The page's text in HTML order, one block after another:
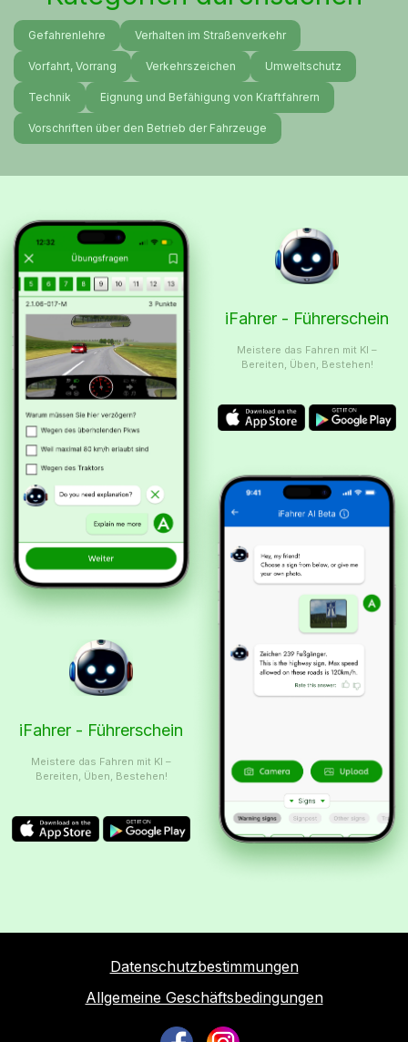
Gefahrenlehre Verhalten im Straßenverkehr
Vorfahrt, Vorrang Verkehrszeichen Umweltschutz
Technik Eignung und Befähigung von Kraftfahrern
Vorschriften über den Betrieb der Fahrzeuge
iFahrer - Führerschein
Meistere das Fahren mit KI –
Bereiten, Üben, Bestehen!
iFahrer - Führerschein
Meistere das Fahren mit KI –
Bereiten, Üben, Bestehen!
Datenschutzbestimmungen
Allgemeine Geschäftsbedingungen